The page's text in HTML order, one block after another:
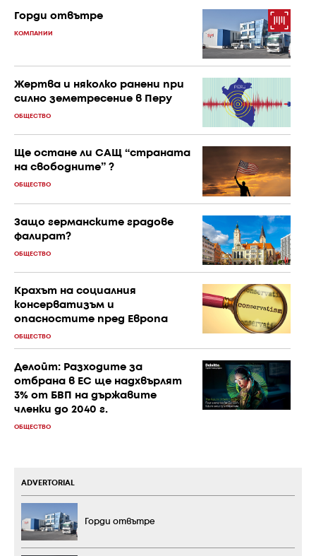
Горди отвътре
КОМПАНИИ
Жертва и няколко ранени при
силно земетресение в Перу
ОБЩЕСТВО
Ще остане ли САЩ “страната
на свободните” ?
ОБЩЕСТВО
Защо германските градове
фалират?
ОБЩЕСТВО
Крахът на социалния
консерватизъм и
опасностите пред Европа
ОБЩЕСТВО
Делойт: Разходите за
отбрана в ЕС ще надхвърлят
3% от БВП на държавите
членки до 2040 г.
ОБЩЕСТВО
ADVERTORIAL
Горди отвътре